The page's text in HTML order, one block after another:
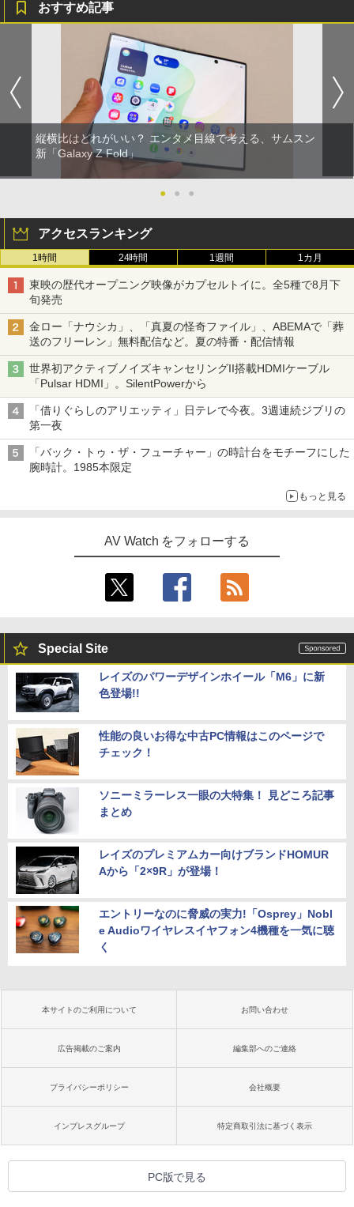
おすすめ記事
縦横比はどれがいい？ エンタメ目線で考える、サムスン
新「Galaxy Z Fold」
● ● ●
アクセスランキング
1時間 24時間 1週間 1カ月
東映の歴代オープニング映像がカプセルトイに。全5種で8月下
旬発売
金ロー「ナウシカ」、「真夏の怪奇ファイル」、ABEMAで「葬
送のフリーレン」無料配信など。夏の特番・配信情報
世界初アクティブノイズキャンセリングII搭載HDMIケーブル
「Pulsar HDMI」。SilentPowerから
「借りぐらしのアリエッティ」日テレで今夜。3週連続ジブリの
第一夜
「バック・トゥ・ザ・フューチャー」の時計台をモチーフにした
腕時計。1985本限定
もっと見る
AV Watch をフォローする
Special Site
レイズのパワーデザインホイール「M6」に新
色登場!!
性能の良いお得な中古PC情報はこのページで
チェック！
ソニーミラーレス一眼の大特集！ 見どころ記事
まとめ
レイズのプレミアムカー向けブランドHOMUR
Aから「2×9R」が登場！
エントリーなのに脅威の実力!「Osprey」Nobl
e Audioワイヤレスイヤフォン4機種を一気に聴
く
本サイトのご利用について お問い合わせ
広告掲載のご案内 編集部へのご連絡
プライバシーポリシー 会社概要
インプレスグループ 特定商取引法に基づく表示
PC版で見る